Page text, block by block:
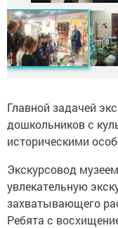
Главной задачей
дошкольников с
историческими
Экскурсовод
увлекательную
захватывающего
Ребята с